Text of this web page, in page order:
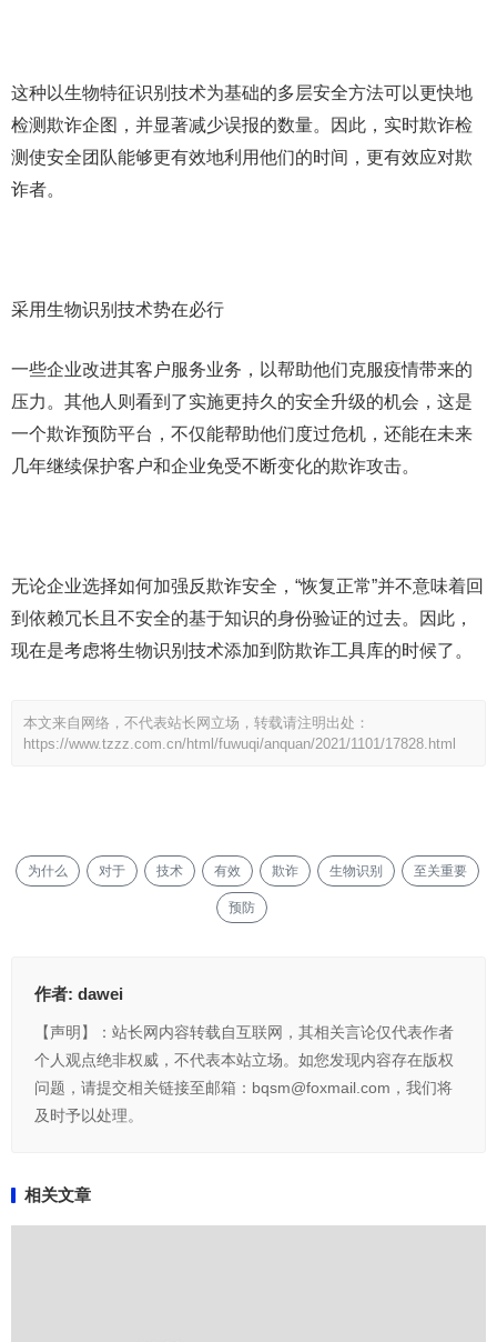
这种以生物特征识别技术为基础的多层安全方法可以更快地
检测欺诈企图，并显著减少误报的数量。因此，实时欺诈检
测使安全团队能够更有效地利用他们的时间，更有效应对欺
诈者。
采用生物识别技术势在必行
一些企业改进其客户服务业务，以帮助他们克服疫情带来的
压力。其他人则看到了实施更持久的安全升级的机会，这是
一个欺诈预防平台，不仅能帮助他们度过危机，还能在未来
几年继续保护客户和企业免受不断变化的欺诈攻击。
无论企业选择如何加强反欺诈安全，“恢复正常”并不意味着回
到依赖冗长且不安全的基于知识的身份验证的过去。因此，
现在是考虑将生物识别技术添加到防欺诈工具库的时候了。
本文来自网络，不代表站长网立场，转载请注明出处：
https://www.tzzz.com.cn/html/fuwuqi/anquan/2021/1101/17828.html
为什么 对于 技术 有效 欺诈 生物识别 至关重要
预防
作者: dawei
【声明】：站长网内容转载自互联网，其相关言论仅代表作者
个人观点绝非权威，不代表本站立场。如您发现内容存在版权
问题，请提交相关链接至邮箱：bqsm@foxmail.com，我们将
及时予以处理。
相关文章